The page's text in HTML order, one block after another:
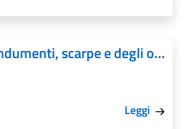
n. 586 Ritiro degli indumenti, scarpe e degli oggetti personali lasciati a scuola
Leggi